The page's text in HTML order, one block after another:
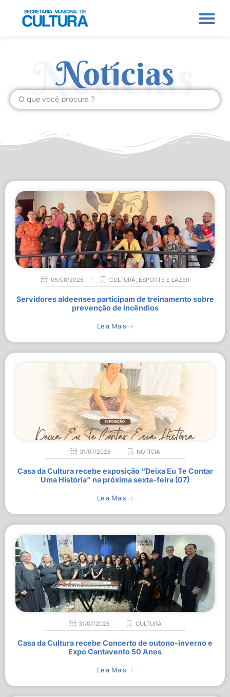
Notícias
Notícias
05/08/2026 CULTURA, ESPORTE E LAZER
Servidores aldeenses participam de treinamento sobre
prevenção de incêndios
Leia Mais
31/07/2026 NOTÍCIA
Casa da Cultura recebe exposição “Deixa Eu Te Contar
Uma História” na próxima sexta-feira (07)
Leia Mais
31/07/2026 CULTURA
Casa da Cultura recebe Concerto de outono-inverno e
Expo Cantavento 50 Anos
Leia Mais